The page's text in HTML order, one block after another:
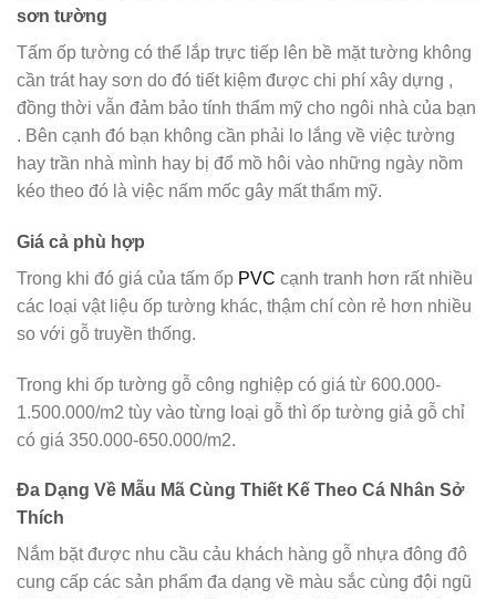
sơn tường
Tấm ốp tường có thể lắp trực tiếp lên bề mặt tường không
cần trát hay sơn do đó tiết kiệm được chi phí xây dựng ,
đồng thời vẫn đảm bảo tính thẩm mỹ cho ngôi nhà của bạn
. Bên cạnh đó bạn không cần phải lo lắng về việc tường
hay trần nhà mình hay bị đổ mồ hôi vào những ngày nồm
kéo theo đó là việc nấm mốc gây mất thẩm mỹ.
Giá cả phù hợp
Trong khi đó giá của tấm ốp PVC cạnh tranh hơn rất nhiều
các loại vật liệu ốp tường khác, thậm chí còn rẻ hơn nhiều
so với gỗ truyền thống.
Trong khi ốp tường gỗ công nghiệp có giá từ 600.000-
1.500.000/m2 tùy vào từng loại gỗ thì ốp tường giả gỗ chỉ
có giá 350.000-650.000/m2.
Đa Dạng Về Mẫu Mã Cùng Thiết Kế Theo Cá Nhân Sở
Thích
Nắm bặt được nhu cầu cảu khách hàng gỗ nhựa đông đô
cung cấp các sản phẩm đa dạng về màu sắc cùng đội ngũ